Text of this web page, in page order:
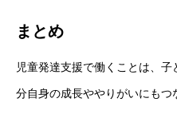
まとめ
児童発達支援で働くことは、
分自身の成長ややりがいにもつ